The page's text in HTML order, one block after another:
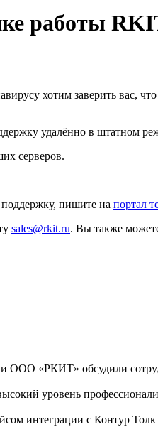
работы
хотим заверить вас,
удалённо в штатном
серверов.
пишите на портал
sales@rkit.ru. Вы также
ООО «РКИТ» обсудили
уровень
интеграции с Контур Толк